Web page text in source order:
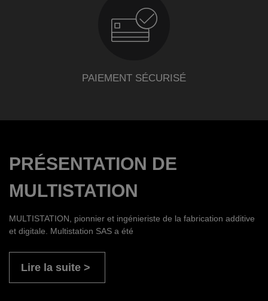
PAIEMENT SÉCURISÉ
PRÉSENTATION DE
MULTISTATION
MULTISTATION, pionnier et ingénieriste de la fabrication additive
et digitale. Multistation SAS a été
Lire la suite